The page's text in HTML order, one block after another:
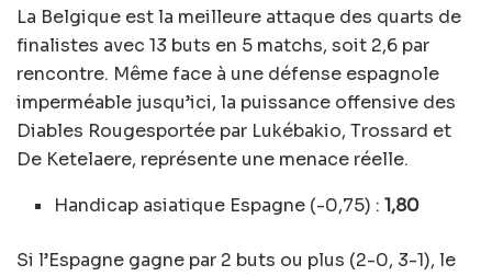
La Belgique est la meilleure attaque des quarts de
finalistes avec 13 buts en 5 matchs, soit 2,6 par
rencontre. Même face à une défense espagnole
imperméable jusqu’ici, la puissance offensive des
Diables Rougesportée par Lukébakio, Trossard et
De Ketelaere, représente une menace réelle.
Handicap asiatique Espagne (-0,75) :1,80
Si l’Espagne gagne par 2 buts ou plus (2-0, 3-1), le